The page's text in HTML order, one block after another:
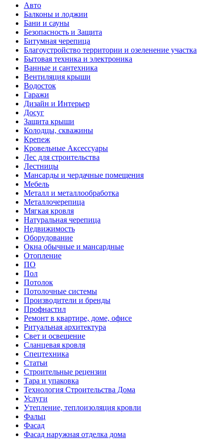
Авто
Балконы и лоджии
Бани и сауны
Безопасность и Защита
Битумная черепица
Благоустройство территории и озеленение участка
Бытовая техника и электроника
Ванные и сантехника
Вентиляция крыши
Водосток
Гаражи
Дизайн и Интерьер
Досуг
Защита крыши
Колодцы, скважины
Крепеж
Кровельные Аксессуары
Лес для строительства
Лестницы
Мансарды и чердачные помещения
Мебель
Металл и металлообработка
Металлочерепица
Мягкая кровля
Натуральная черепица
Недвижимость
Оборудование
Окна обычные и мансардные
Отопление
ПО
Пол
Потолок
Потолочные системы
Производители и бренды
Профнастил
Ремонт в квартире, доме, офисе
Ритуальная архитектура
Свет и освещение
Сланцевая кровля
Спецтехника
Статьи
Строительные рецензии
Тара и упаковка
Технология Строительства Дома
Услуги
Утепление, теплоизоляция кровли
Фальц
Фасад
Фасад наружная отделка дома